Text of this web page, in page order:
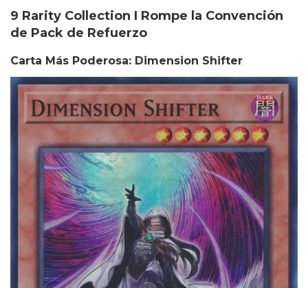
9 Rarity Collection I Rompe la Convención
de Pack de Refuerzo
Carta Más Poderosa: Dimension Shifter